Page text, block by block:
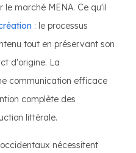
marché MENA. Ce qu'il
: le processus
tout en préservant son
d'origine. La
communication efficace
complète des
littérale.
nécessitent